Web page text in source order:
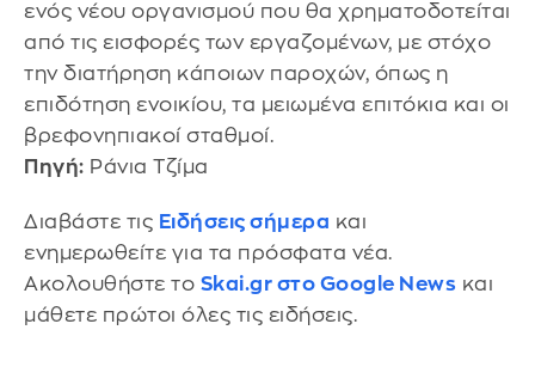
ενός νέου οργανισμού που θα χρηματοδοτείται
από τις εισφορές των εργαζομένων, με στόχο
την διατήρηση κάποιων παροχών, όπως η
επιδότηση ενοικίου, τα μειωμένα επιτόκια και οι
βρεφονηπιακοί σταθμοί.
Πηγή: Ράνια Τζίμα
Διαβάστε τις Ειδήσεις σήμερα και
ενημερωθείτε για τα πρόσφατα νέα.
Ακολουθήστε το Skai.gr στο Google News και
μάθετε πρώτοι όλες τις ειδήσεις.